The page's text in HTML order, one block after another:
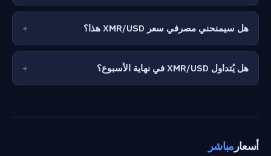
هل سيمنحني مصرفي سعر XMR/USD هذا؟
هل يُتداول XMR/USD في نهاية الأسبوع؟
أسعار مباشر